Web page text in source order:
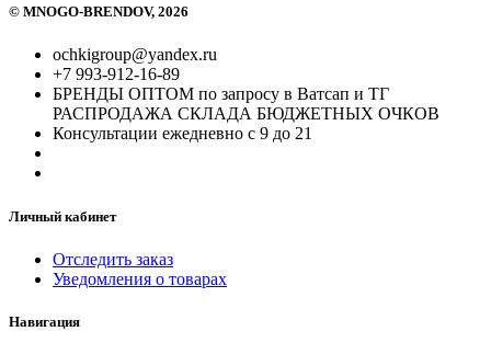
© MNOGO-BRENDOV, 2026
ochkigroup@yandex.ru
+7 993-912-16-89
БРЕНДЫ ОПТОМ по запросу в Ватсап и ТГ
РАСПРОДАЖА СКЛАДА БЮДЖЕТНЫХ ОЧКОВ
Консультации ежедневно с 9 до 21
Личный кабинет
Отследить заказ
Уведомления о товарах
Навигация